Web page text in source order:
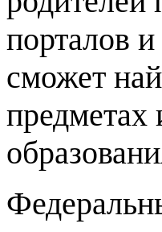
порталов
сможет
предметах